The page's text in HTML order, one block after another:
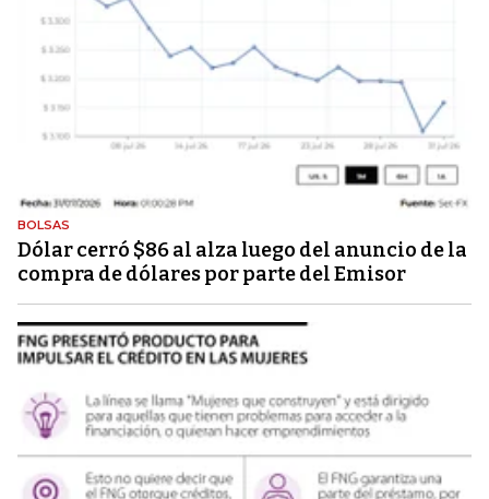
BOLSAS
Dólar cerró $86 al alza luego del anuncio de la
compra de dólares por parte del Emisor